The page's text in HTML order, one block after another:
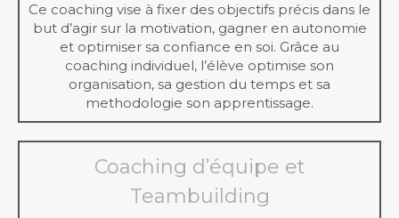
Ce coaching vise à fixer des objectifs précis dans le
but d’agir sur la motivation, gagner en autonomie
et optimiser sa confiance en soi. Grâce au
coaching individuel, l’élève optimise son
organisation, sa gestion du temps et sa
methodologie son apprentissage.
Coaching d’équipe et
Teambuilding